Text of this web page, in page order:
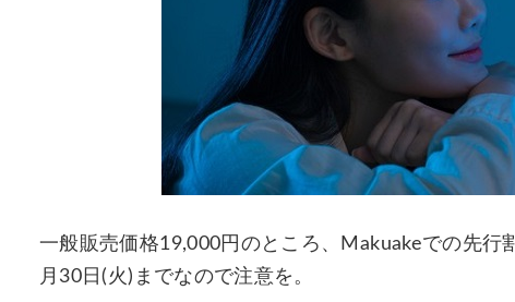
一般販売価格19,000円のところ、Makuakeでの先
⽉30⽇(火)までなので注意を。